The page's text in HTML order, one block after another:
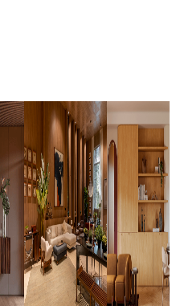
E
Arq & Decor
Dicas De
Paisagismo:
Tipos,
Técnicas E
Dicas Para
Você!
SAIBA MAIS
Arq & Decor
Sala e
Cozinha
Integrada:
Dicas Para
Seu Projeto!
SAIBA